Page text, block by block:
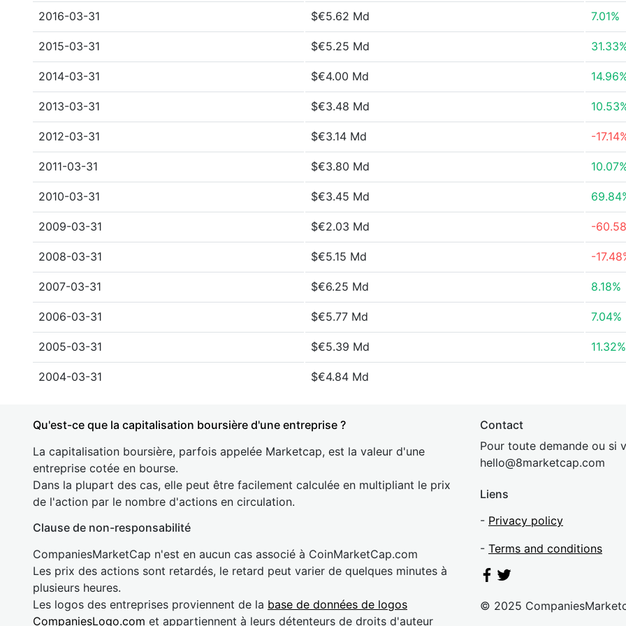
2016-03-31 $€5.62 Md 7.01%
2015-03-31 $€5.25 Md
2014-03-31 $€4.00 Md
2013-03-31 $€3.48 Md
2012-03-31 $€3.14 Md -
2011-03-31 $€3.80 Md
2010-03-31 $€3.45 Md
2009-03-31 $€2.03 Md -
2008-03-31 $€5.15 Md -
2007-03-31 $€6.25 Md 8.18%
2006-03-31 $€5.77 Md 7.04%
2005-03-31 $€5.39 Md 11.32%
2004-03-31 $€4.84 Md
Qu'est-ce que la capitalisation boursière d'une entreprise ?
La capitalisation boursière, parfois appelée Marketcap, est la valeur d'une
entreprise cotée en bourse.
Dans la plupart des cas, elle peut être facilement calculée en multipliant le prix
de l'action par le nombre d'actions en circulation.
Clause de non-responsabilité
CompaniesMarketCap n'est en aucun cas associé à CoinMarketCap.com
Les prix des actions sont retardés, le retard peut varier de quelques minutes à
plusieurs heures.
Les logos des entreprises proviennent de la base de données de logos
CompaniesLogo.com et appartiennent à leurs détenteurs de droits d'auteur
Contact
Pour toute demande ou si
hello@8marketcap.com
Liens
- Privacy policy
- Terms and conditions
© 2025